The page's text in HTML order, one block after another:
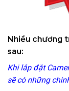
Nhiều chương
sau:
Khi lắp đặt
sẽ có những